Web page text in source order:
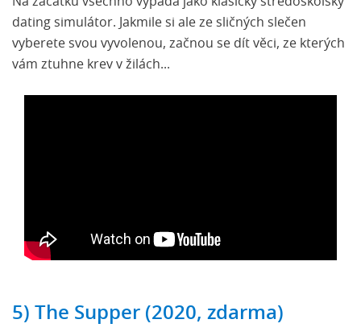
dating simulátor. Jakmile si ale ze sličných slečen
vyberete svou vyvolenou, začnou se dít věci, ze kterých
vám ztuhne krev v žilách...
5) The Supper (2020, zdarma)